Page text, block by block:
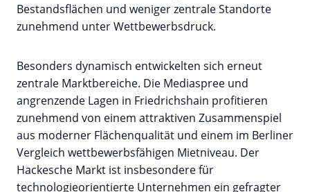
Bestandsflächen und weniger zentrale Standorte
zunehmend unter Wettbewerbsdruck.
Besonders dynamisch entwickelten sich erneut
zentrale Marktbereiche. Die Mediaspree und
angrenzende Lagen in Friedrichshain profitieren
zunehmend von einem attraktiven Zusammenspiel
aus moderner Flächenqualität und einem im Berliner
Vergleich wettbewerbsfähigen Mietniveau. Der
Hackesche Markt ist insbesondere für
technologieorientierte Unternehmen ein gefragter